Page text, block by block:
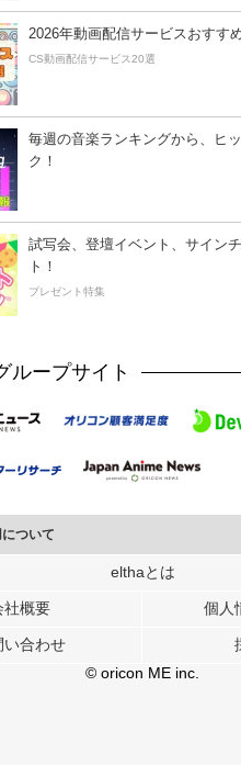
2026年動画配信サービスおすす
CS動画配信サービス20選
毎週の音楽ランキングから、ヒ
ク！
試写会、登壇イベント、サイン
ト！
プレゼント特集
ループサイト
ついて
Cookie を使用して、ユーザーに合わせ
配信、データ解析の各パートナーに提供
、この情報とユーザーが各パートナーに
ートナーのサービスを使用したときに収
elthaとは
社概要 個人
い合わせ
© oricon ME inc.